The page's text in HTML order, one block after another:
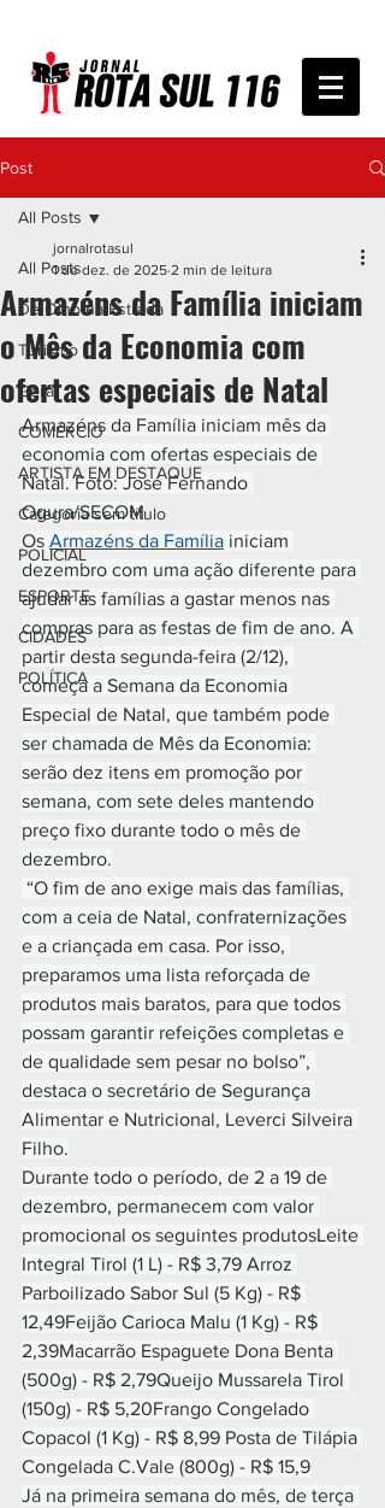
Post
All Posts
De Olho na Estrada
Turismo
Geral
COMÉRCIO
ARTISTA EM DESTAQUE
Categoria sem título
POLICIAL
ESPORTE
CIDADES
POLÍTICA
All Posts
Armazéns da Família iniciam
o Mês da Economia com
ofertas especiais de Natal
jornalrotasul
1 de dez. de 2025 2 min de leitura
Armazéns da Família iniciam mês da
economia com ofertas especiais de
Natal. Foto: José Fernando
Ogura/SECOM
Os Armazéns da Família iniciam
dezembro com uma ação diferente para
ajudar as famílias a gastar menos nas
compras para as festas de fim de ano. A
partir desta segunda-feira (2/12),
começa a Semana da Economia
Especial de Natal, que também pode
ser chamada de Mês da Economia:
serão dez itens em promoção por
semana, com sete deles mantendo
preço fixo durante todo o mês de
dezembro.
“O fim de ano exige mais das famílias,
com a ceia de Natal, confraternizações
e a criançada em casa. Por isso,
preparamos uma lista reforçada de
produtos mais baratos, para que todos
possam garantir refeições completas e
de qualidade sem pesar no bolso”,
destaca o secretário de Segurança
Alimentar e Nutricional, Leverci Silveira
Filho.
Durante todo o período, de 2 a 19 de
dezembro, permanecem com valor
promocional os seguintes produtosLeite
Integral Tirol (1 L) - R$ 3,79 Arroz
Parboilizado Sabor Sul (5 Kg) - R$
12,49Feijão Carioca Malu (1 Kg) - R$
2,39Macarrão Espaguete Dona Benta
(500g) - R$ 2,79Queijo Mussarela Tirol
(150g) - R$ 5,20Frango Congelado
Copacol (1 Kg) - R$ 8,99 Posta de Tilápia
Congelada C.Vale (800g) - R$ 15,9
Já na primeira semana do mês, de terça